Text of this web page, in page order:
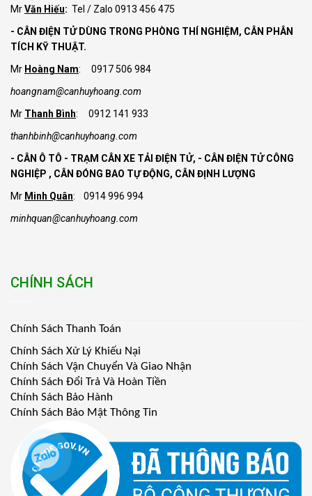
MrVăn Hiếu: Tel / Zalo 0913 456 475
- CÂN ĐIỆN TỬ DÙNG TRONG PHÒNG THÍ NGHIỆM, CÂN PHÂN
TÍCH KỸ THUẬT.
Mr Hoàng Nam: 0917 506 984
hoangnam@canhuyhoang.com
Mr Thanh Bình: 0912 141 933
thanhbinh@canhuyhoang.com
- CÂN Ô TÔ - TRẠM CÂN XE TẢI ĐIỆN TỬ, - CÂN ĐIỆN TỬ CÔNG
NGHIỆP , CÂN ĐÓNG BAO TỰ ĐỘNG, CÂN ĐỊNH LƯỢNG
Mr Minh Quân: 0914 996 994
minhquan@canhuyhoang.com
CHÍNH SÁCH
Chính Sách Thanh Toán
Chính Sách Xử Lý Khiếu Nại
Chính Sách Vận Chuyển Và Giao Nhận
Chính Sách Đổi Trả Và Hoàn Tiền
Chính Sách Bảo Hành
Chính Sách Bảo Mật Thông Tin